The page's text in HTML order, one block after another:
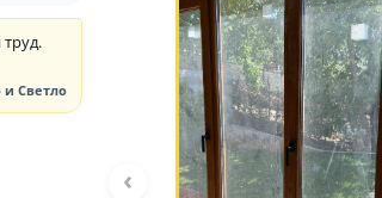
Светло
‹